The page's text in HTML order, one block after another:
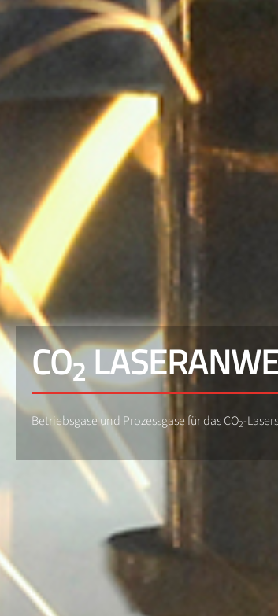
CO2
Betriebsgase und Prozessgase für das CO2-